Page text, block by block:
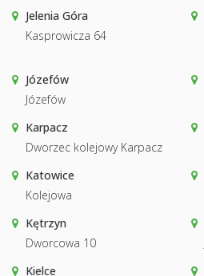
Jelenia Góra
Kasprowicza 64
Józefów
Józefów
Karpacz
Dworzec kolejowy Karpacz
Katowice
Kolejowa
Kętrzyn
Dworcowa 10
Kielce